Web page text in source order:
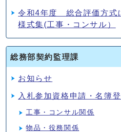
令和4年度 総合評価方式
様式集(工事・コンサル）
総務部契約監理課
お知らせ
入札参加資格申請・名簿
工事・コンサル関係
物品・役務関係